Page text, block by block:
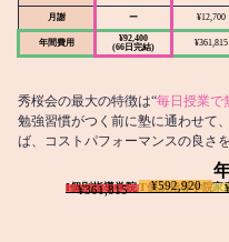
月謝 ー ¥12,700
年間費用
¥92,400
(66日完結)
¥361,815
秀桜会の最大の特徴は“毎日授業で
勉強習慣がつく前に塾に通わせて
ば、コストパフォーマンスの良さ
I個別指導学院
¥361,815 T個別指導学院
¥592,920 家